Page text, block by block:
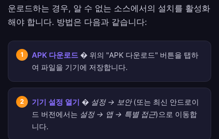
운로드하는 경우, 알 수 없는 소스에서의 설치를 활성화
해야 합니다. 방법은 다음과 같습니다:
APK 다운로드 � 위의 "APK 다운로드" 버튼을 탭하
여 파일을 기기에 저장합니다.
기기 설정 열기 � 설정 → 보안(또는 최신 안드로이
드 버전에서는 설정 → 앱 → 특별 접근)으로 이동합
니다.